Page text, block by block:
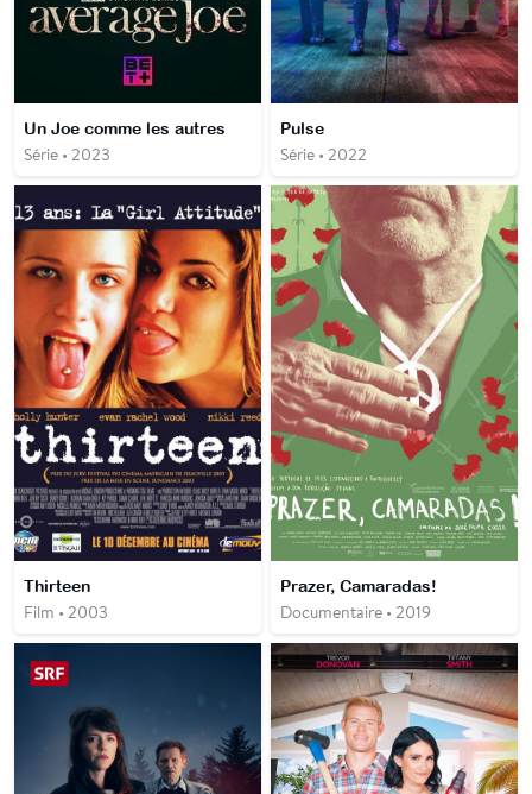
Un Joe comme les autres
Série • 2023
Pulse
Série • 2022
Thirteen
Film • 2003
Prazer, Camaradas!
Documentaire • 2019